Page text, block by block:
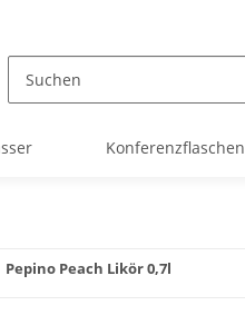
Konferenzflaschen
Pepino Peach Likör 0,7l